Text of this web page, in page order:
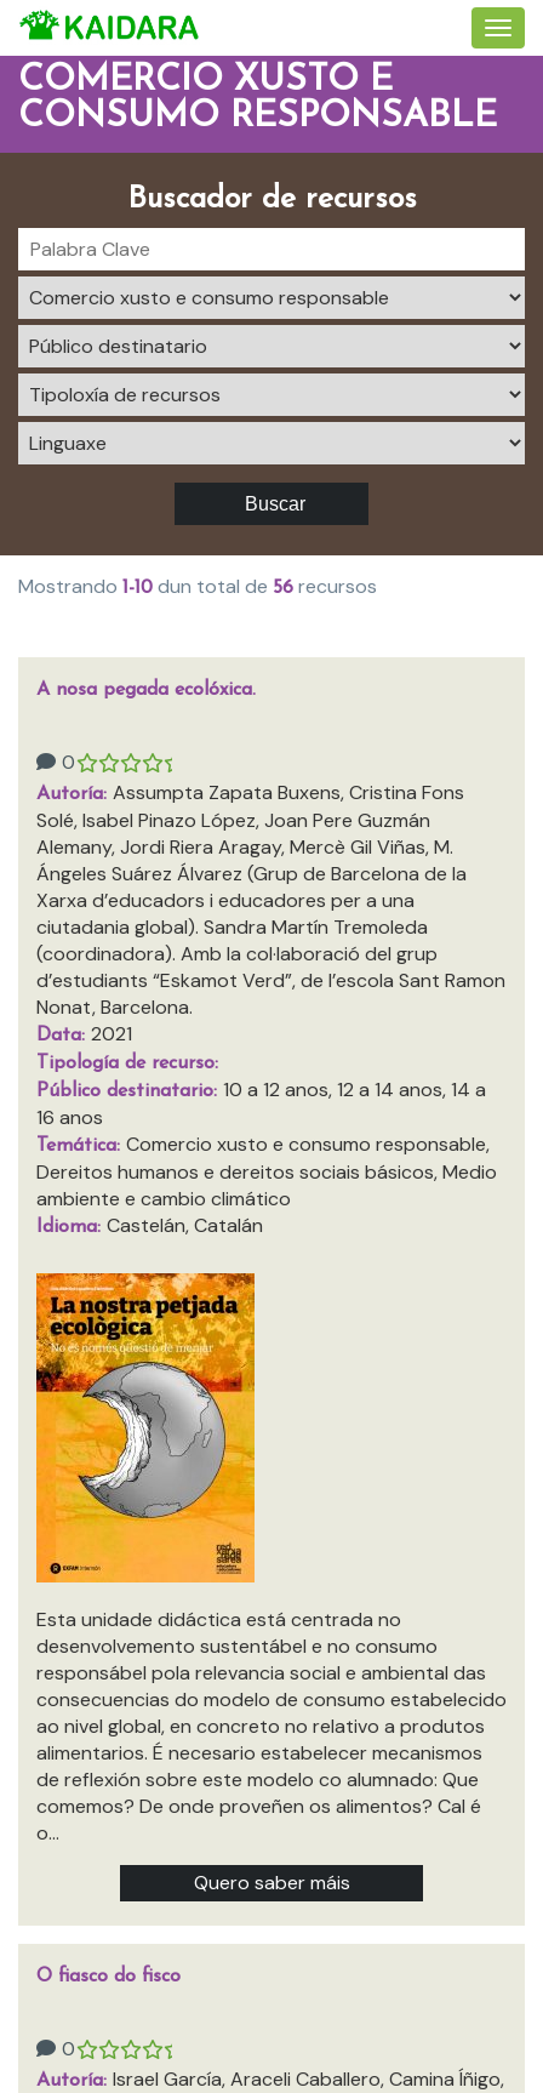
COMERCIO XUSTO E
CONSUMO RESPONSABLE
Buscador de recursos
Buscar
Mostrando 1-10 dun total de 56 recursos
A nosa pegada ecolóxica.
0
Autoría: Assumpta Zapata Buxens, Cristina Fons
Solé, Isabel Pinazo López, Joan Pere Guzmán
Alemany, Jordi Riera Aragay, Mercè Gil Viñas, M.
Ángeles Suárez Álvarez (Grup de Barcelona de la
Xarxa d’educadors i educadores per a una
ciutadania global). Sandra Martín Tremoleda
(coordinadora). Amb la col·laboració del grup
d’estudiants “Eskamot Verd”, de l’escola Sant Ramon
Nonat, Barcelona.
Data: 2021
Tipología de recurso:
Público destinatario: 10 a 12 anos, 12 a 14 anos, 14 a
16 anos
Temática: Comercio xusto e consumo responsable,
Dereitos humanos e dereitos sociais básicos, Medio
ambiente e cambio climático
Idioma: Castelán, Catalán
Esta unidade didáctica está centrada no
desenvolvemento sustentábel e no consumo
responsábel pola relevancia social e ambiental das
consecuencias do modelo de consumo estabelecido
ao nivel global, en concreto no relativo a produtos
alimentarios. É necesario estabelecer mecanismos
de reflexión sobre este modelo co alumnado: Que
comemos? De onde proveñen os alimentos? Cal é
o…
Quero saber máis
O fiasco do fisco
0
Autoría: Israel García, Araceli Caballero, Camina Íñigo,